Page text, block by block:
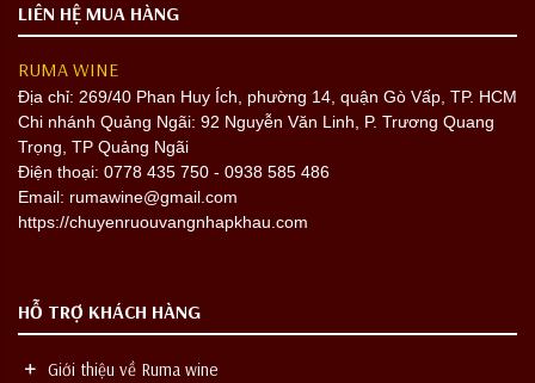
LIÊN HỆ MUA HÀNG
RUMA WINE
Địa chỉ: 269/40 Phan Huy Ích, phường 14, quận Gò Vấp, TP. HCM
Chi nhánh Quảng Ngãi: 92 Nguyễn Văn Linh, P. Trương Quang
Trọng, TP Quảng Ngãi
Điện thoại: 0778 435 750 - 0938 585 486
Email: rumawine@gmail.com
https://chuyenruouvangnhapkhau.com
HỖ TRỢ KHÁCH HÀNG
Giới thiệu về Ruma wine